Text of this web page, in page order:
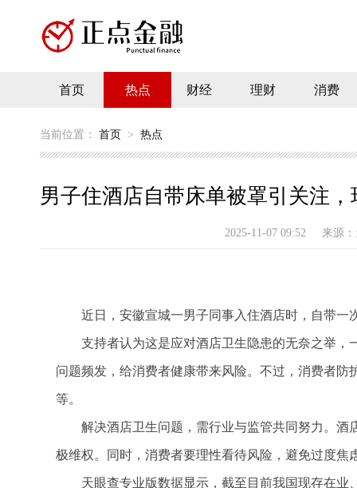
首页 热点 财经 理财 消费
当前位置： 首页 > 热点
男子住酒店自带床单被罩引关注
2025-11-07 09:52 来源
近日，安徽宣城一男子同事入住酒店时，自带一
支持者认为这是应对酒店卫生隐患的无奈之举
问题频发，给消费者健康带来风险。不过，消费者
等。
解决酒店卫生问题，需行业与监管共同努力。
极维权。同时，消费者要理性看待风险，避免过度焦
天眼查专业版数据显示，截至目前我国现存在业